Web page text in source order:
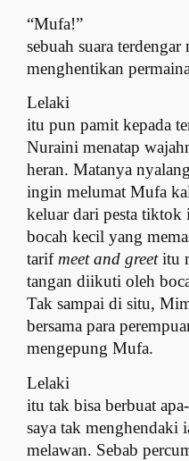
“Mufa!”
sebuah suara
menghentikan
Lelaki
itu pun pamit kepada
Nuraini menatap
heran. Matanya
ingin melumat Mufa
keluar dari pesta tiktok
bocah kecil yang
tarifmeet and greetitu
tangan diikuti oleh
Tak sampai di situ,
bersama para
mengepung Mufa.
Lelaki
itu tak bisa berbuat
saya tak menghendaki
melawan. Sebab